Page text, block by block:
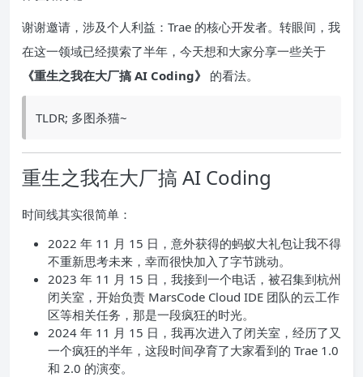
谢谢邀请，涉及个人利益：Trae 的核心开发者。转眼间，我
在这一领域已经摸索了半年，今天想和大家分享一些关于
《重生之我在大厂搞 AI Coding》 的看法。
TLDR; 多图杀猫~
重生之我在大厂搞 AI Coding
时间线其实很简单：
2022 年 11 月 15 日，意外获得的蚂蚁大礼包让我不得
不重新思考未来，幸而很快加入了字节跳动。
2023 年 11 月 15 日，我接到一个电话，被召集到杭州
闭关室，开始负责 MarsCode Cloud IDE 团队的云工作
区等相关任务，那是一段疯狂的时光。
2024 年 11 月 15 日，我再次进入了闭关室，经历了又
一个疯狂的半年，这段时间孕育了大家看到的 Trae 1.0
和 2.0 的演变。